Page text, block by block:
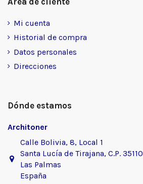
Mi cuenta
Historial de compra
Datos personales
Direcciones
Dónde estamos
Architoner
Calle Bolivia, 8, Local 1
Santa Lucía de Tirajana, C.P. 35110
Las Palmas
España